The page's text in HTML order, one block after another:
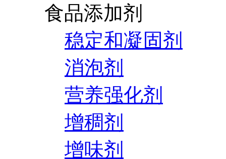
食品添加剂
稳定和凝固剂
消泡剂
营养强化剂
增稠剂
增味剂